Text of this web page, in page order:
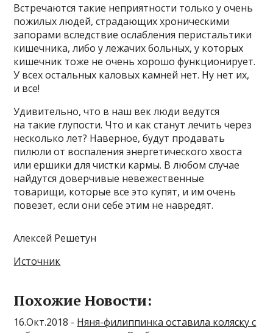
Встречаются такие неприятности только у очень
пожилых людей, страдающих хроническими
запорами вследствие ослабления перистальтики
кишечника, либо у лежачих больных, у которых
кишечник тоже не очень хорошо функционирует.
У всех остальных каловых камней нет. Ну нет их,
и все!
Удивительно, что в наш век люди ведутся
на такие глупости. Что и как станут лечить через
несколько лет? Наверное, будут продавать
пилюли от воспаления энергетического хвоста
или ершики для чистки кармы. В любом случае
найдутся доверчивые невежественные
товарищи, которые все это купят, и им очень
повезет, если они себе этим не навредят.
Алексей Решетун
Источник
Похожие Новости:
16.Окт.2018 - Няня-филиппинка оставила коляску с